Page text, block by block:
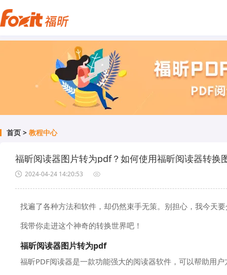
首页 > 教程中心
福昕阅读器图片转为pdf？如何使用福昕阅读器转换
2024-04-24 14:20:53
找遍了各种方法和软件，却仍然束手无策。别担心，我今天
我带你走进这个神奇的转换世界吧！
福昕阅读器图片转为pdf
福昕PDF阅读器是一款功能强大的阅读器软件，可以帮助用